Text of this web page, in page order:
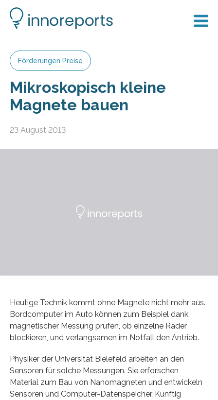
Förderungen Preise
Mikroskopisch kleine
Magnete bauen
23 August 2013
Heutige Technik kommt ohne Magnete nicht mehr aus.
Bordcomputer im Auto können zum Beispiel dank
magnetischer Messung prüfen, ob einzelne Räder
blockieren, und verlangsamen im Notfall den Antrieb.
Physiker der Universität Bielefeld arbeiten an den
Sensoren für solche Messungen. Sie erforschen
Material zum Bau von Nanomagneten und entwickeln
Sensoren und Computer-Datenspeicher. Künftig